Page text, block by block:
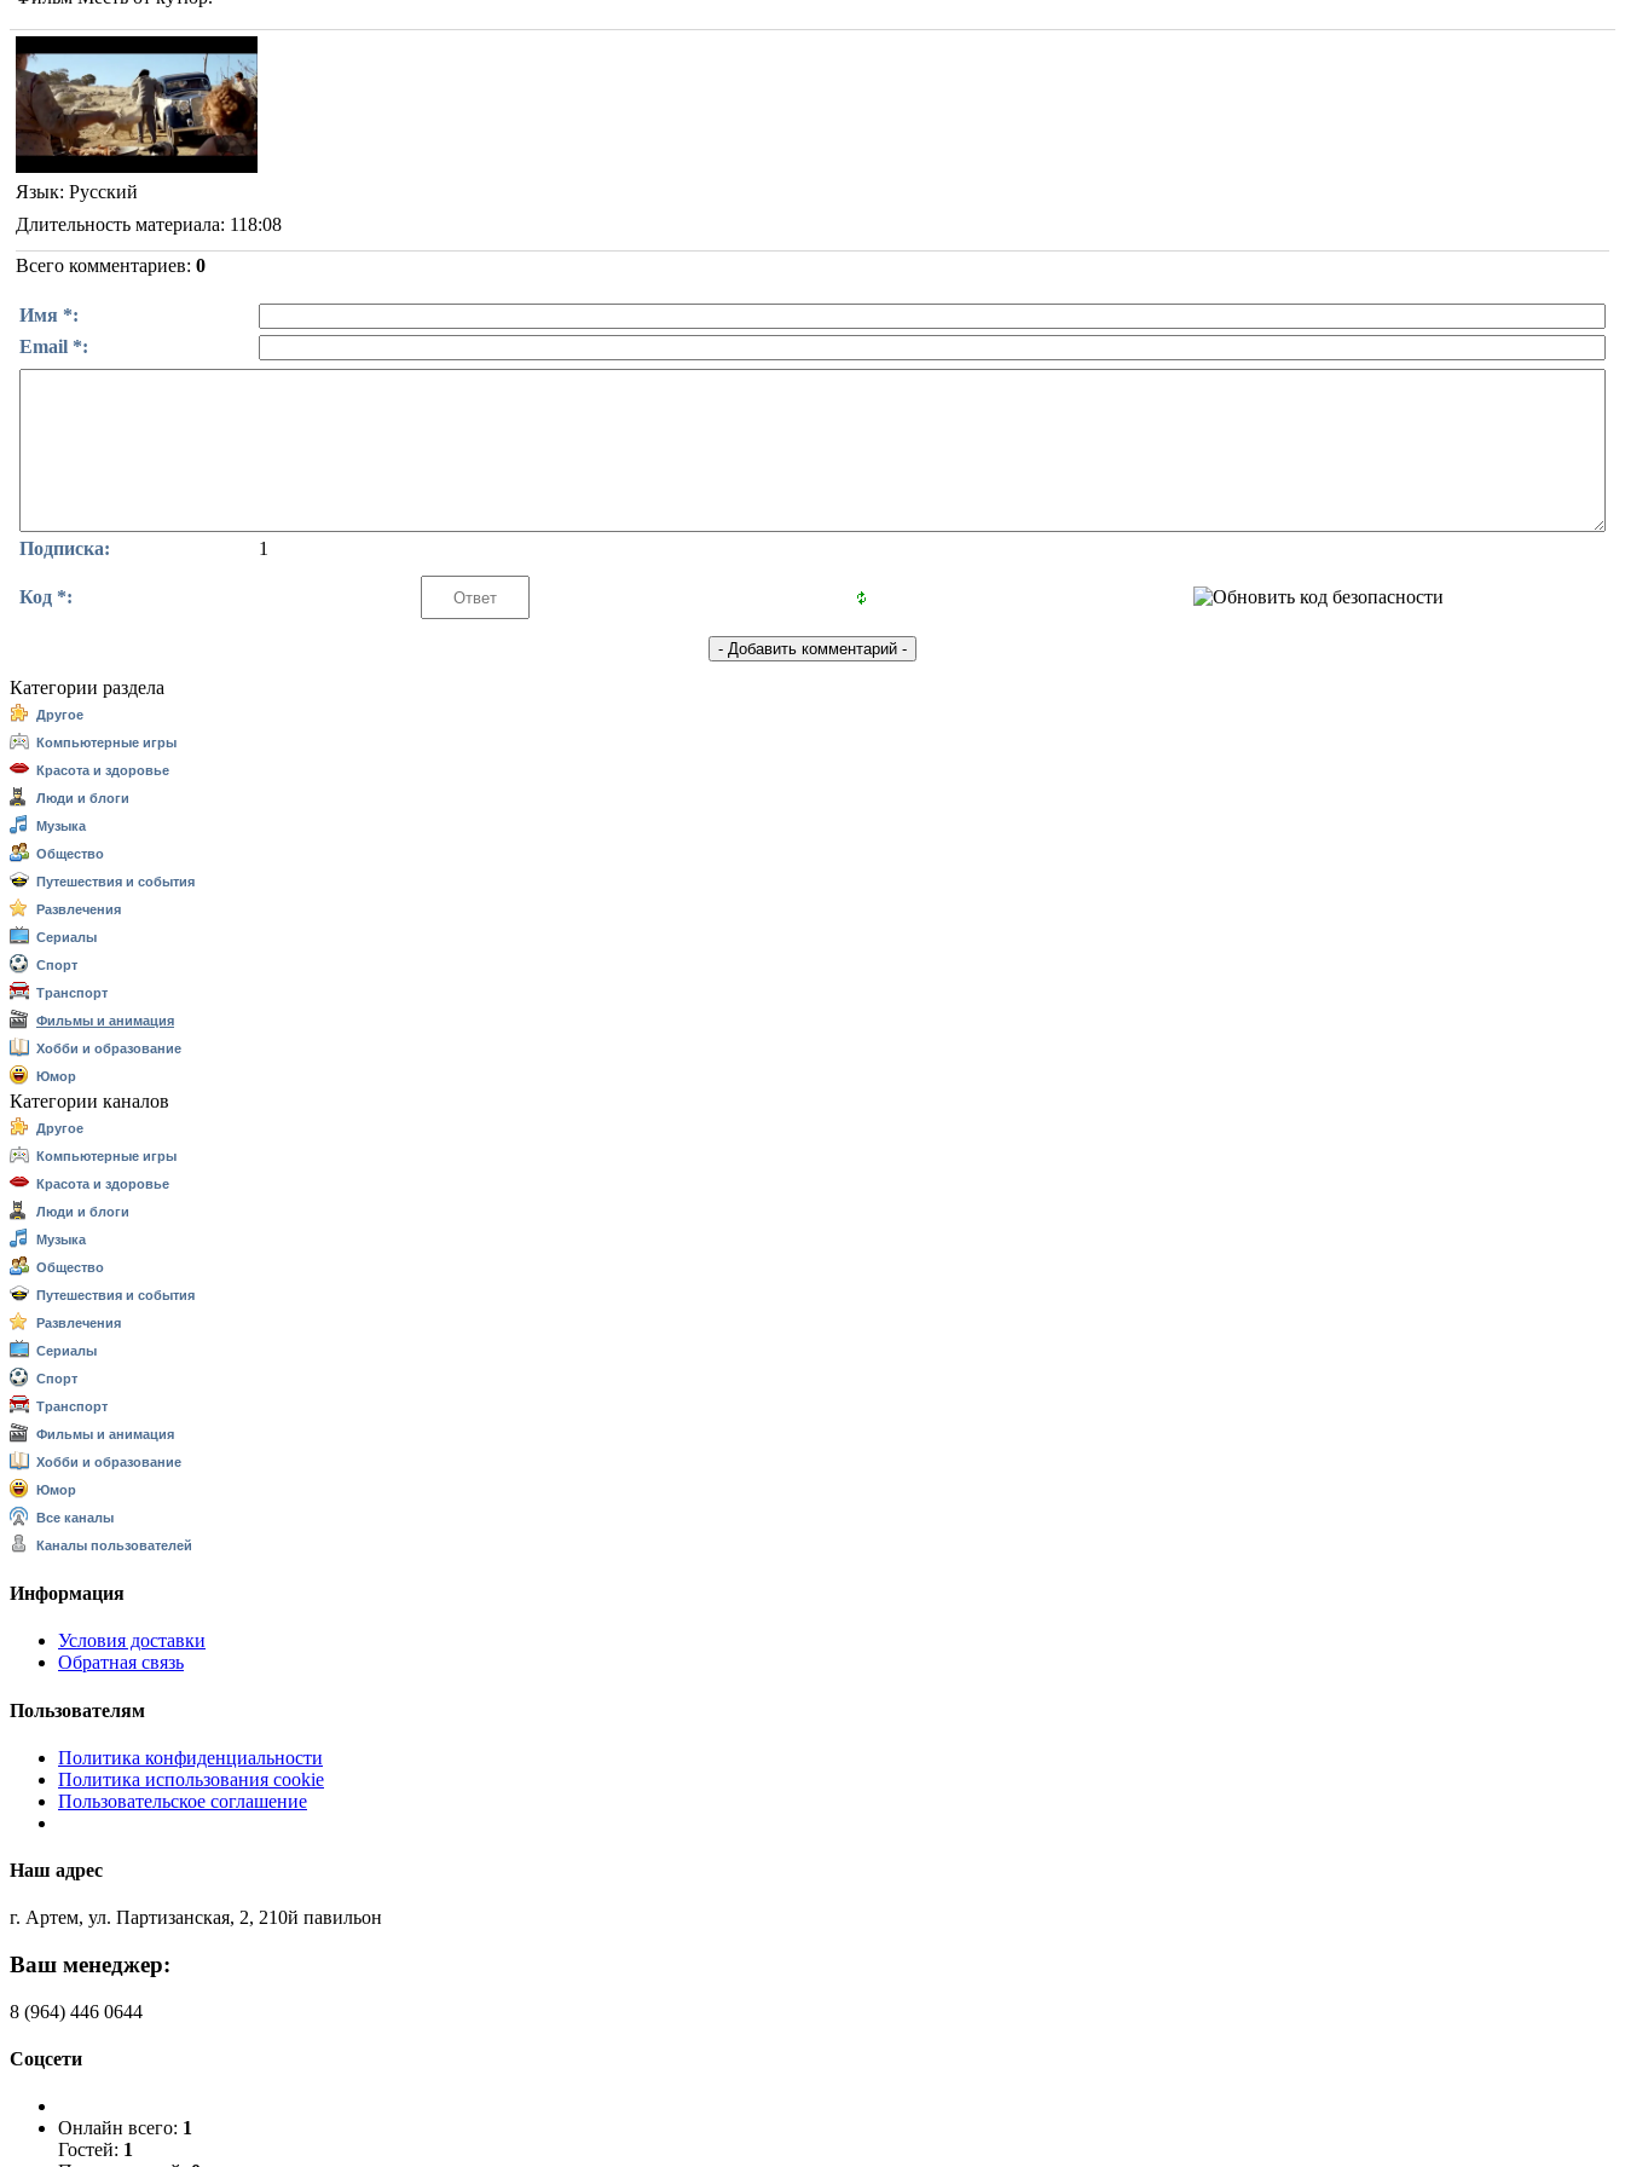
Язык: Русский
Длительность материала: 118:08
Всего комментариев: 0
Имя *:
Email *:
Подписка: 1
Код *:
Категории раздела
Другое
Компьютерные игры
Красота и здоровье
Люди и блоги
Музыка
Общество
Путешествия и события
Развлечения
Сериалы
Спорт
Транспорт
Фильмы и анимация
Хобби и образование
Юмор
Категории каналов
Другое
Компьютерные игры
Красота и здоровье
Люди и блоги
Музыка
Общество
Путешествия и события
Развлечения
Сериалы
Спорт
Транспорт
Фильмы и анимация
Хобби и образование
Юмор
Все каналы
Каналы пользователей
Информация
Условия доставки
Обратная связь
Пользователям
Политика конфиденциальности
Политика использования cookie
Пользовательское соглашение
Наш адрес
г. Артем, ул. Партизанская, 2, 210й павильон
Ваш менеджер:
8 (964) 446 0644
Соцсети
Онлайн всего: 1
Гостей: 1